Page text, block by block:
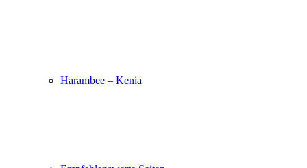
Harambee – Kenia